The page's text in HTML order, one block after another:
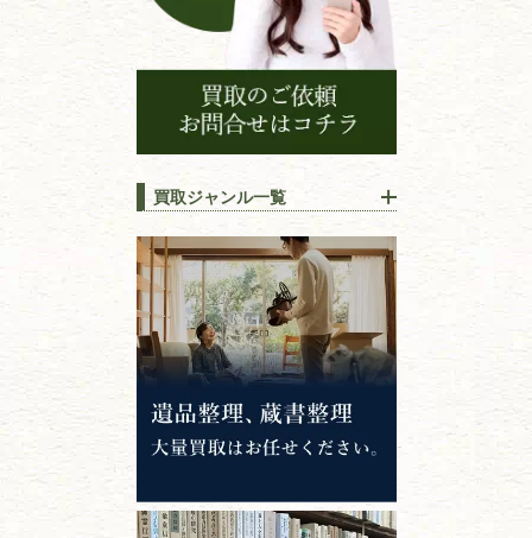
買取ジャンル一覧
江戸時代の書物
唐本・漢籍・
中国書物・朝鮮本
錦絵・浮世絵・版画・刷り物
専門書・ 学術書
哲学書・思想書
心理学・倫理学